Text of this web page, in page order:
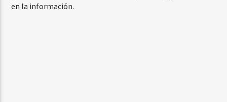
en la información.